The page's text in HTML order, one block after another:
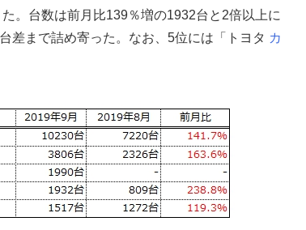
た。台数は前月比139％増の1932台と2倍以上に
差まで詰め寄った。なお、5位には「トヨタ カ